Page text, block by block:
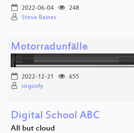
2022-06-04
248
Steve Baines
Motorradunfälle
2022-12-21
655
sirgoofy
Digital School ABC
All but cloud